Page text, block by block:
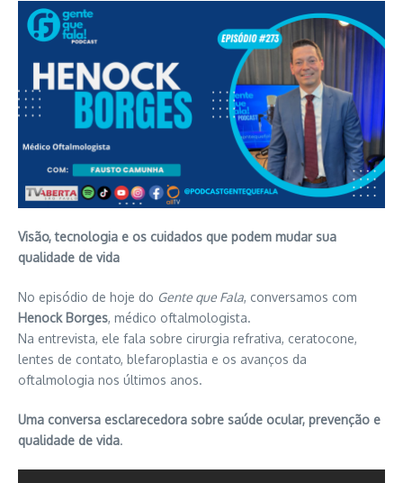
Visão, tecnologia e os cuidados que podem mudar sua
qualidade de vida
No episódio de hoje do Gente que Fala, conversamos com
Henock Borges, médico oftalmologista.
Na entrevista, ele fala sobre cirurgia refrativa, ceratocone,
lentes de contato, blefaroplastia e os avanços da
oftalmologia nos últimos anos.
Uma conversa esclarecedora sobre saúde ocular, prevenção e
qualidade de vida.